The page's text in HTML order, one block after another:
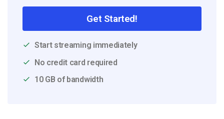
Get Started!
Start streaming immediately
No credit card required
10 GB of bandwidth